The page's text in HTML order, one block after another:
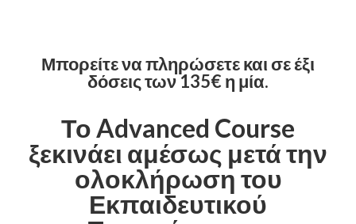
Μπορείτε να πληρώσετε και σε έξι
δόσεις των 135€ η μία.
Το Advanced Course
ξεκινάει αμέσως μετά την
ολοκλήρωση του
Εκπαιδευτικού